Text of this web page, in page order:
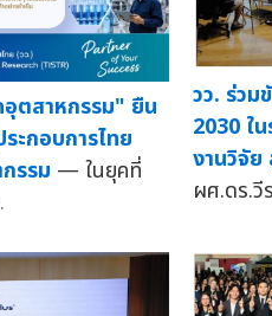
ตสาหกรรม" ยืน
ะกอบการไทย
รรม — ในยุคที่
วว. ร่ว
2030 ใ
งานวิจั
ผศ.ดร.วี